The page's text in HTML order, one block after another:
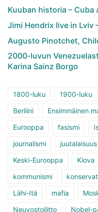
Kuuban historia –
Jimi Hendrix live in Lviv
Augusto Pinotchet,
2000-luvun
Karina Sainz Borgo
1800-luku 1900-luku
Berliini
Ensimmäinen
Eurooppa
fasismi
journalismi
juutalaisuus
Keski-Eurooppa
Kiova
kommunismi
Lähi-Itä
mafia
Neuvostoliitto
Nobel-